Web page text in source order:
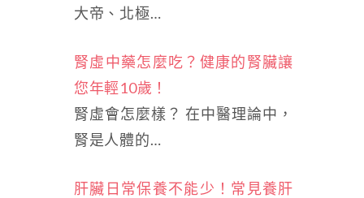
大帝、北極…
腎虛中藥怎麼吃？健康的腎臟讓
您年輕10歲！
腎虛會怎麼樣？ 在中醫理論中，
腎是人體的…
肝臟日常保養不能少！常見養肝